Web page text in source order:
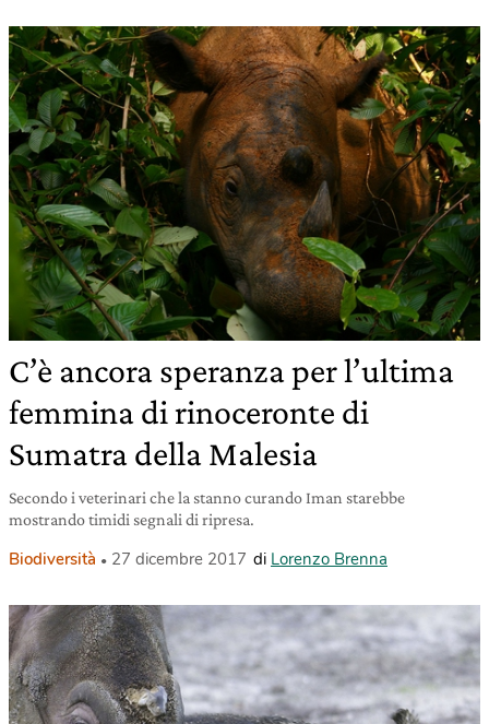
C’è ancora speranza per l’ultima
femmina di rinoceronte di
Sumatra della Malesia
Secondo i veterinari che la stanno curando Iman starebbe
mostrando timidi segnali di ripresa.
Biodiversità 27 dicembre 2017 di Lorenzo Brenna